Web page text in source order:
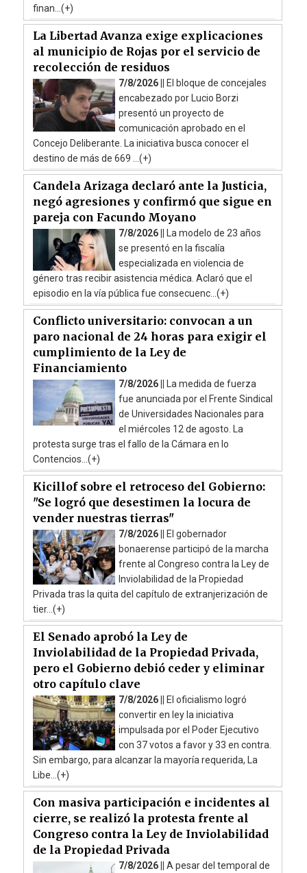
finan...(+)
La Libertad Avanza exige explicaciones
al municipio de Rojas por el servicio de
recolección de residuos
7/8/2026 ||
El bloque de concejales
encabezado por Lucio Borzi
presentó un proyecto de
comunicación aprobado en el
Concejo Deliberante. La iniciativa busca conocer el
destino de más de 669 ...(+)
Candela Arizaga declaró ante la Justicia,
negó agresiones y confirmó que sigue en
pareja con Facundo Moyano
7/8/2026 ||
La modelo de 23 años
se presentó en la fiscalía
especializada en violencia de
género tras recibir asistencia médica. Aclaró que el
episodio en la vía pública fue consecuenc...(+)
Conflicto universitario: convocan a un
paro nacional de 24 horas para exigir el
cumplimiento de la Ley de
Financiamiento
7/8/2026 ||
La medida de fuerza
fue anunciada por el Frente Sindical
de Universidades Nacionales para
el miércoles 12 de agosto. La
protesta surge tras el fallo de la Cámara en lo
Contencios...(+)
Kicillof sobre el retroceso del Gobierno:
"Se logró que desestimen la locura de
vender nuestras tierras"
7/8/2026 ||
El gobernador
bonaerense participó de la marcha
frente al Congreso contra la Ley de
Inviolabilidad de la Propiedad
Privada tras la quita del capítulo de extranjerización de
tier...(+)
El Senado aprobó la Ley de
Inviolabilidad de la Propiedad Privada,
pero el Gobierno debió ceder y eliminar
otro capítulo clave
7/8/2026 ||
El oficialismo logró
convertir en ley la iniciativa
impulsada por el Poder Ejecutivo
con 37 votos a favor y 33 en contra.
Sin embargo, para alcanzar la mayoría requerida, La
Libe...(+)
Con masiva participación e incidentes al
cierre, se realizó la protesta frente al
Congreso contra la Ley de Inviolabilidad
de la Propiedad Privada
7/8/2026 || A pesar del temporal de